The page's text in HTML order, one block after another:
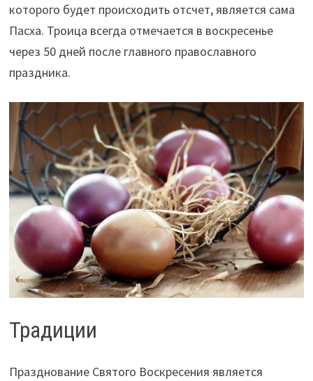
которого будет происходить отсчет, является сама
Пасха. Троица всегда отмечается в воскресенье
через 50 дней после главного православного
праздника.
Традиции
Празднование Святого Воскресения является